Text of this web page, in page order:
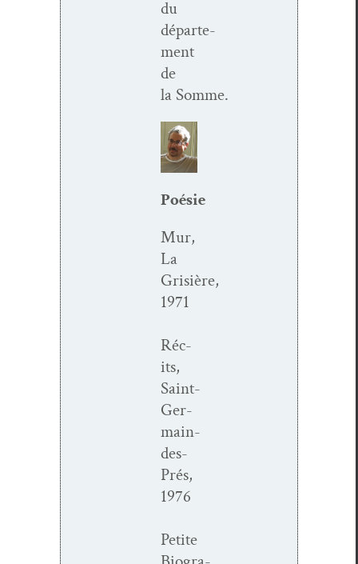
du
départe­
ment
de
la Somme.
Poésie
Mur,
La
Grisière,
1971
Réc­
its,
Saint-
Ger­­
main-
des-
Prés,
1976
Petite